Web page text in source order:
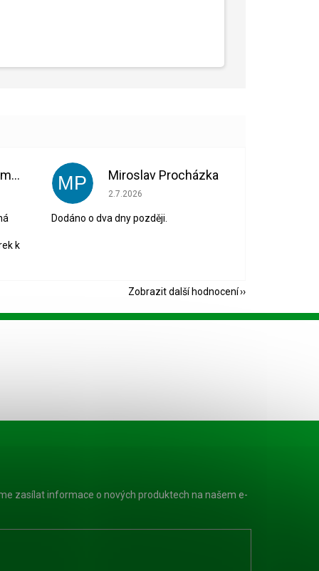
Bohuslava Nedomová
5 z 5 hvězdiček.
k
MP Miroslav Procházka
Hodnocení obchodu je 1 z 5 hvězdiček.
2.7.2026
Dodáno o dva dny později.
Zobrazit další hodnocení
zasílat informace o nových produktech na našem e-